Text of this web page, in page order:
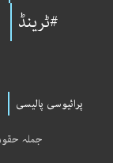
#ٹرینڈ
پرائیوسی پالیسی
جملہ